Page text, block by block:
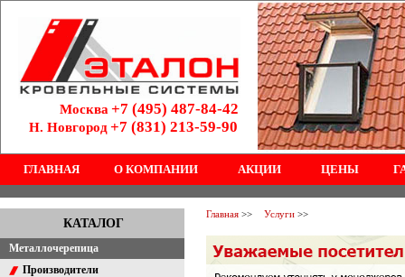
Москва +7 (495) 487-84-42
Н. Новгород+7 (831) 213-59-90
ГЛАВНАЯ О КОМПАНИИ АКЦИИ ЦЕНЫ
КАТАЛОГ
Металлочерепица
Производители
Главная >> Услуги >>